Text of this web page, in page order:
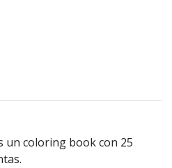
un coloring book con 25